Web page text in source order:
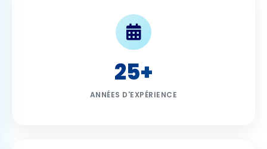
25+
ANNÉES D'EXPÉRIENCE